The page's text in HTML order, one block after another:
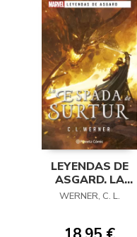
LEYENDAS DE
ASGARD. LA
ESPADA DE
WERNER, C. L.